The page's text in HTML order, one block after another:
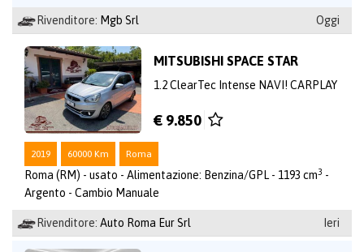
Rivenditore: Mgb Srl Oggi
MITSUBISHI SPACE STAR
1.2 ClearTec Intense NAVI! CARPLAY
€ 9.850
2019 60000 Km Roma
Roma (RM) - usato - Alimentazione: Benzina/GPL - 1193 cm3 -
Argento - Cambio Manuale
Rivenditore: Auto Roma Eur Srl Ieri